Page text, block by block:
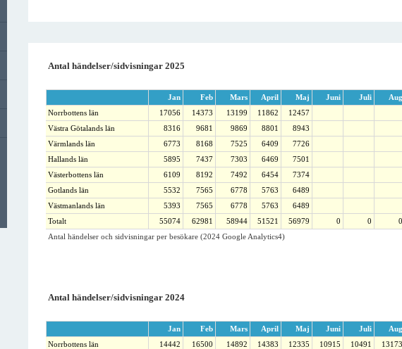
Antal händelser/sidvisningar 2025
Jan Feb Mars April Maj Juni Juli Aug
Norrbottens län
17056 14373 13199 11862
12457
Västra Götalands län
8316 9681 9869 8801
8943
Värmlands län
6773 8168 7525 6409
7726
Hallands län
5895 7437 7303 6469
7501
Västerbottens län
6109 8192 7492 6454
7374
Gotlands län
5532 7565 6778 5763
6489
Västmanlands län
5393 7565 6778 5763
6489
Totalt
55074 62981 58944 51521 56979 0 0 0
Antal händelser och sidvisningar per besökare (2024 Google Analytics4)
Antal händelser/sidvisningar 2024
Jan Feb Mars April Maj Juni Juli Aug
Norrbottens län
14442 16500 14892 14383 12335 10915 10491 13173